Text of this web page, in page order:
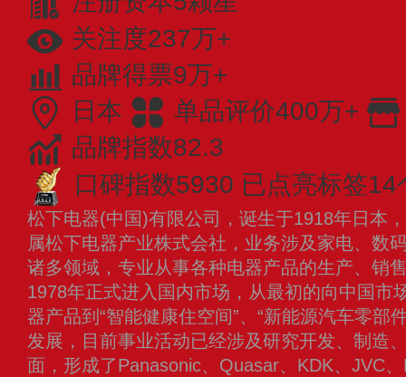
关注度237万+
品牌得票9万+
日本
单品评价400万+
品牌指数82.3
口碑指数5930 已点亮标签14
松下电器(中国)有限公司，诞生于1918年日本
属松下电器产业株式会社，业务涉及家电、数
诸多领域，专业从事各种电器产品的生产、销
1978年正式进入国内市场，从最初的向中国市
器产品到“智能健康住空间”、“新能源汽车零部
发展，目前事业活动已经涉及研究开发、制造
面，形成了Panasonic、Quasar、KDK、JVC